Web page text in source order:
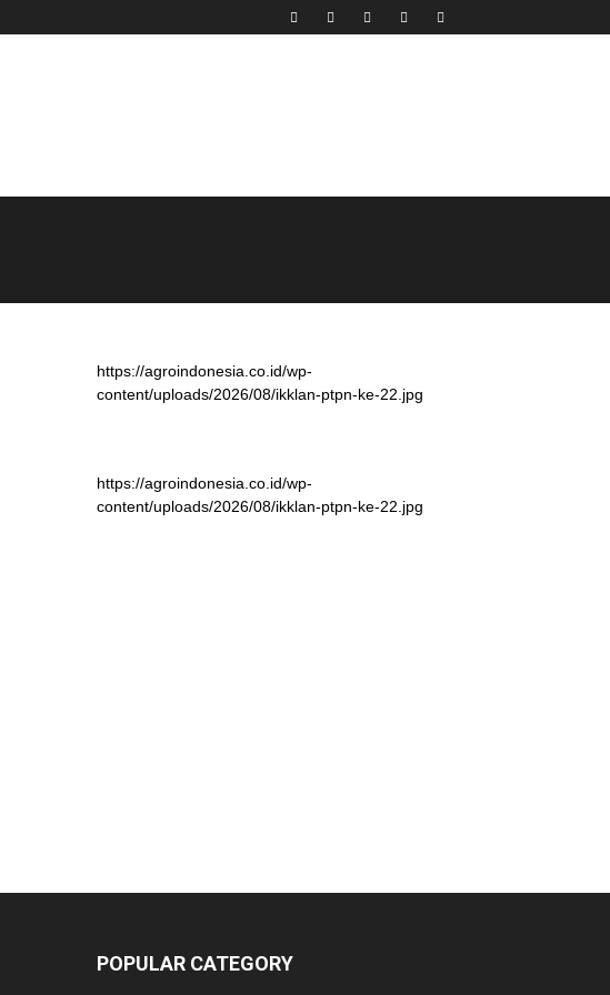
https://agroindonesia.co.id/wp-
content/uploads/2026/08/ikklan-ptpn-ke-22.jpg
https://agroindonesia.co.id/wp-
content/uploads/2026/08/ikklan-ptpn-ke-22.jpg
POPULAR CATEGORY